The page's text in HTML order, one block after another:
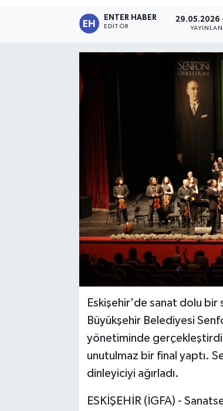
ENTER HABER
EDITÖR
29.05.2026
Eskişehir'de sanat dolu
Büyükşehir Belediyesi
yönetiminde
unutulmaz bir final yaptı.
dinleyiciyi ağırladı.
ESKİŞEHİR (İGFA) -
KÜLTÜR SANAT
FRAGMANLAR